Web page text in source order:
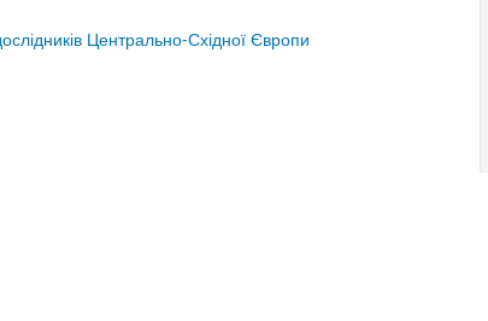
Центрально-Східної Європи